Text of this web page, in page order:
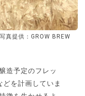
真提供：GROW BREW
造予定のフレッ
を計画していま